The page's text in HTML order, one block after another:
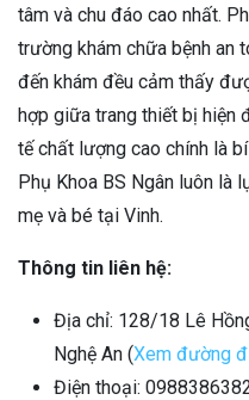
tâm và chu đáo cao nhất.
trường khám chữa bệnh an
đến khám đều cảm thấy
hợp giữa trang thiết bị hiện
tế chất lượng cao chính là
Phụ Khoa BS Ngân luôn là
mẹ và bé tại Vinh.
Thông tin liên hệ:
Địa chỉ: 128/18 Lê
Nghệ An (Xem đường
Điện thoại: